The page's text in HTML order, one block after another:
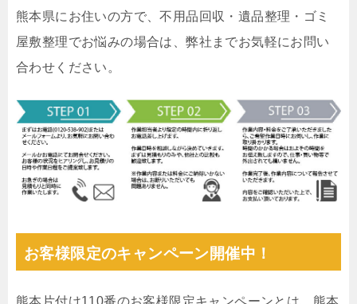
熊本県にお住いの方で、不用品回収・遺品整理・ゴミ
屋敷整理でお悩みの場合は、弊社までお気軽にお問い
合わせください。
お客様限定のキャンペーン開催中！